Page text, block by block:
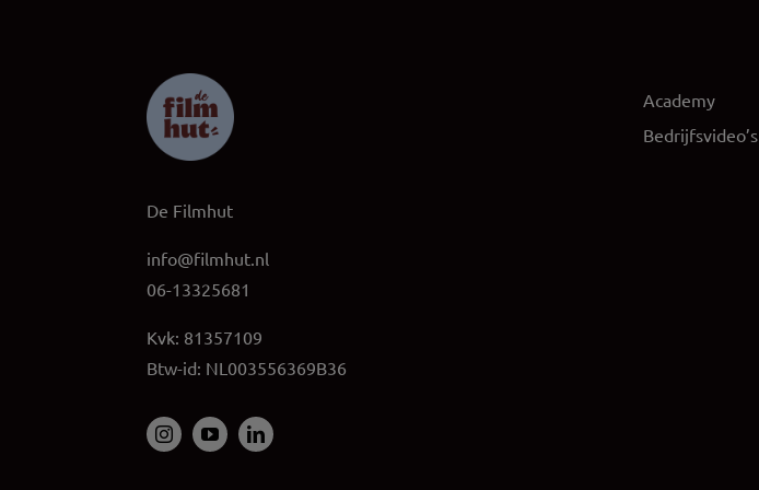
De Filmhut
info@filmhut.nl
06-13325681
Kvk: 81357109
Btw-id: NL003556369B36
Academy
Bedrijfsvideo’s